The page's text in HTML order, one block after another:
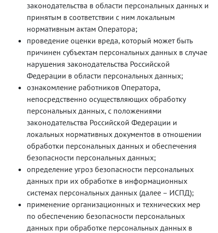
законодательства в области персональных данных и
принятым в соответствии с ним локальным
нормативным актам Оператора;
проведение оценки вреда, который может быть
причинен субъектам персональных данных в случае
нарушения законодательства Российской
Федерации в области персональных данных;
ознакомление работников Оператора,
непосредственно осуществляющих обработку
персональных данных, с положениями
законодательства Российской Федерации и
локальных нормативных документов в отношении
обработки персональных данных и обеспечения
безопасности персональных данных;
определение угроз безопасности персональных
данных при их обработке в информационных
системах персональных данных (далее – ИСПД);
применение организационных и технических мер
по обеспечению безопасности персональных
данных при обработке персональных данных в